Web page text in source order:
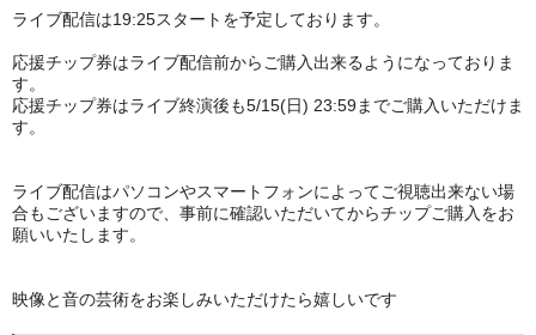
ライブ配信は19:25スタートを予定しております。
応援チップ券はライブ配信前からご購入出来るようになっておりま
す。
応援チップ券はライブ終演後も5/15(日) 23:59までご購入いただけま
す。
ライブ配信はパソコンやスマートフォンによってご視聴出来ない場
合もございますので、事前に確認いただいてからチップご購入をお
願いいたします。
映像と音の芸術をお楽しみいただけたら嬉しいです